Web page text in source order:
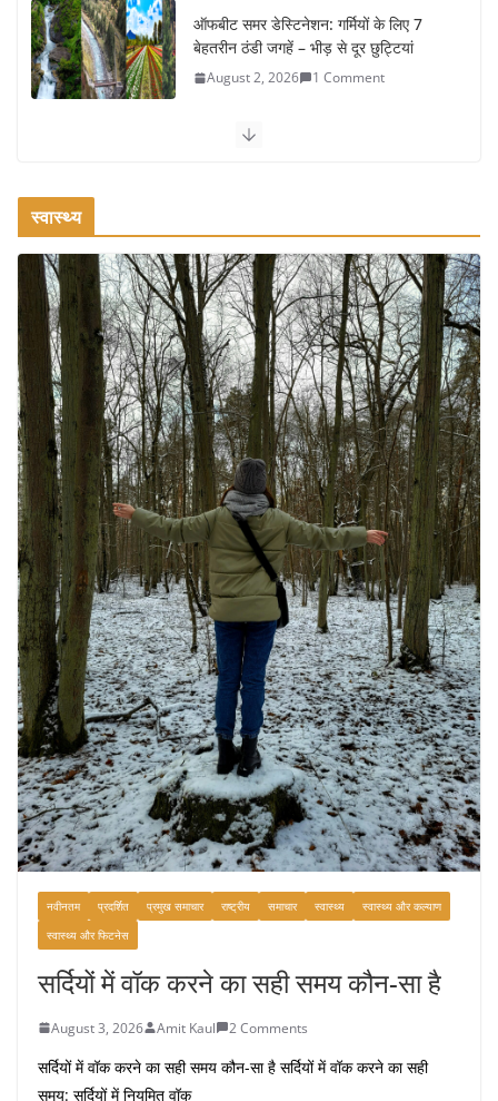
ऑफबीट समर डेस्टिनेशन: गर्मियों के लिए 7
बेहतरीन ठंडी जगहें – भीड़ से दूर छुट्टियां
August 2, 2026 1 Comment
कश्मीर यात्रा गाइड: प्राकृतिक सुंदरता और
वजन घटाने के लिए 8 बेहतरीन वॉकिंग एक्सरसाइज: 1 महीने में पाएं 3-4
किलो कम वजन
July 31, 2026 1 Comment
16 ज़रूरी कीबोर्ड शॉर्टकट्स जो आपकी
उत्पादकता को दोगुना कर देंगे
August 7, 2026 0 Comments
स्वास्थ्य
नवीनतम प्रदर्शित प्रमुख समाचार राष्ट्रीय समाचार स्वास्थ्य
स्वास्थ्य और कल्याण
स्वास्थ्य और फिटनेस
सर्दियों में वॉक करने का सही समय कौन-सा है
August 3, 2026 Amit Kaul 2 Comments
सर्दियों में वॉक करने का सही समय कौन-सा है सर्दियों में वॉक करने का सही
समय: सर्दियों में नियमित वॉक